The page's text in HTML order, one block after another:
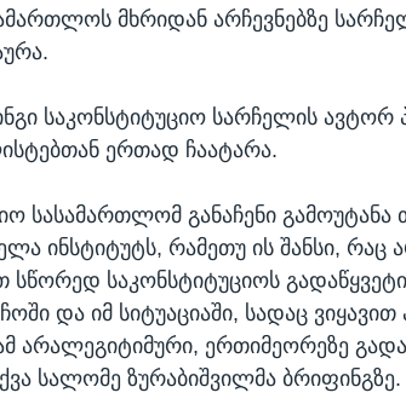
მხრიდან არჩევნებზე
საკონსტიტუციო სარჩელის
ერთად ჩაატარა.
სასამართლომ განაჩენი გამოუტანა
ინსტიტუტს, რამეთუ ის შანსი,
სწორედ საკონსტიტუციოს
და იმ სიტუაციაში, სადაც ვიყავით
არალეგიტიმური, ერთიმეორეზე
სალომე ზურაბიშვილმა ბრიფინგზე.